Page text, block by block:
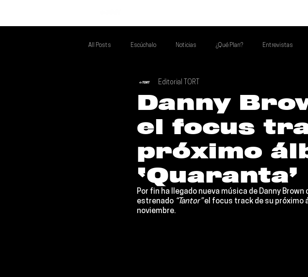
All Posts Escúchalo Noticias ¿Qué Plan? Entrevistas
Si Te Gusta... Te Recomendamos A...
Poder Latino Que Descubrir Mejores de la Semana Talento Mexa
Danny
el focus
próximo
‘Quaranta’
Editorial TORT
Por fin ha llegado nueva música de Danny Brown
estrenado “Tantor” el focus track de su próximo
noviembre.